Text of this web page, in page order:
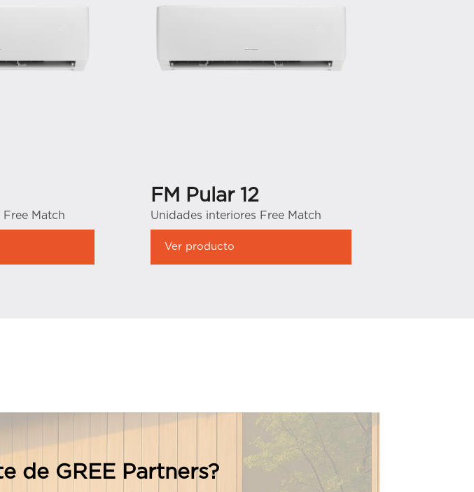
Match
FM Pular 12
Unidades interiores Free Match
Ver producto
de GREE Partners?